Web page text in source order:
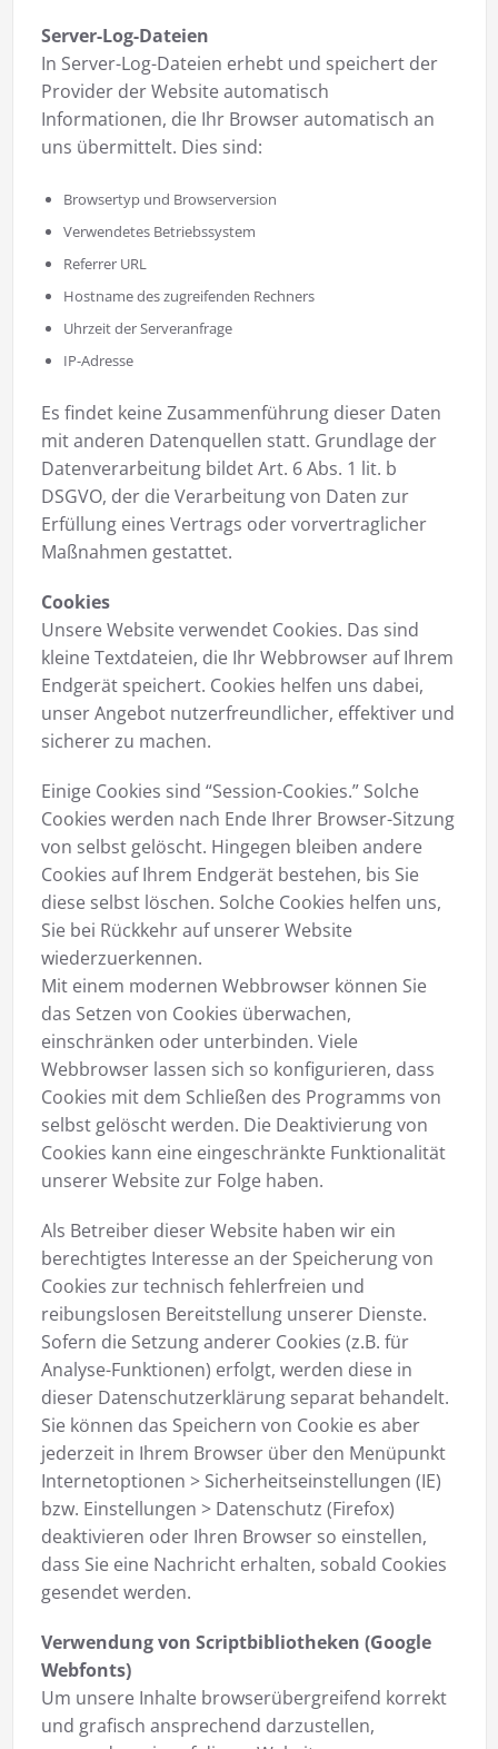
Server-Log-Dateien
In Server-Log-Dateien erhebt und speichert der
Provider der Website automatisch
Informationen, die Ihr Browser automatisch an
uns übermittelt. Dies sind:
Browsertyp und Browserversion
Verwendetes Betriebssystem
Referrer URL
Hostname des zugreifenden Rechners
Uhrzeit der Serveranfrage
IP-Adresse
Es findet keine Zusammenführung dieser Daten
mit anderen Datenquellen statt. Grundlage der
Datenverarbeitung bildet Art. 6 Abs. 1 lit. b
DSGVO, der die Verarbeitung von Daten zur
Erfüllung eines Vertrags oder vorvertraglicher
Maßnahmen gestattet.
Cookies
Unsere Website verwendet Cookies. Das sind
kleine Textdateien, die Ihr Webbrowser auf Ihrem
Endgerät speichert. Cookies helfen uns dabei,
unser Angebot nutzerfreundlicher, effektiver und
sicherer zu machen.
Einige Cookies sind “Session-Cookies.” Solche
Cookies werden nach Ende Ihrer Browser-Sitzung
von selbst gelöscht. Hingegen bleiben andere
Cookies auf Ihrem Endgerät bestehen, bis Sie
diese selbst löschen. Solche Cookies helfen uns,
Sie bei Rückkehr auf unserer Website
wiederzuerkennen.
Mit einem modernen Webbrowser können Sie
das Setzen von Cookies überwachen,
einschränken oder unterbinden. Viele
Webbrowser lassen sich so konfigurieren, dass
Cookies mit dem Schließen des Programms von
selbst gelöscht werden. Die Deaktivierung von
Cookies kann eine eingeschränkte Funktionalität
unserer Website zur Folge haben.
Als Betreiber dieser Website haben wir ein
berechtigtes Interesse an der Speicherung von
Cookies zur technisch fehlerfreien und
reibungslosen Bereitstellung unserer Dienste.
Sofern die Setzung anderer Cookies (z.B. für
Analyse-Funktionen) erfolgt, werden diese in
dieser Datenschutzerklärung separat behandelt.
Sie können das Speichern von Cookie es aber
jederzeit in Ihrem Browser über den Menüpunkt
Internetoptionen > Sicherheitseinstellungen (IE)
bzw. Einstellungen > Datenschutz (Firefox)
deaktivieren oder Ihren Browser so einstellen,
dass Sie eine Nachricht erhalten, sobald Cookies
gesendet werden.
Verwendung von Scriptbibliotheken (Google
Webfonts)
Um unsere Inhalte browserübergreifend korrekt
und grafisch ansprechend darzustellen,